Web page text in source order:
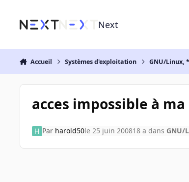
Next
Accueil Systèmes d'exploitation GNU/Linux,
acces impossible à
Par harold50le 25 juin 200818 a dans GNU/